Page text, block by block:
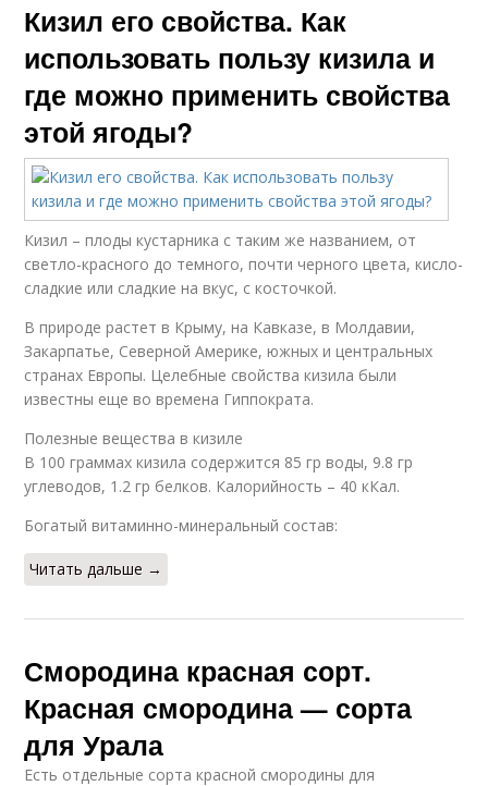
Кизил его свойства. Как
использовать пользу кизила и
где можно применить свойства
этой ягоды?
Кизил – плоды кустарника с таким же названием, от
светло-красного до темного, почти черного цвета, кисло-
сладкие или сладкие на вкус, с косточкой.
В природе растет в Крыму, на Кавказе, в Молдавии,
Закарпатье, Северной Америке, южных и центральных
странах Европы. Целебные свойства кизила были
известны еще во времена Гиппократа.
Полезные вещества в кизиле
В 100 граммах кизила содержится 85 гр воды, 9.8 гр
углеводов, 1.2 гр белков. Калорийность – 40 кКал.
Богатый витаминно-минеральный состав:
Читать дальше →
Смородина красная сорт.
Красная смородина — сорта
для Урала
Есть отдельные сорта красной смородины для